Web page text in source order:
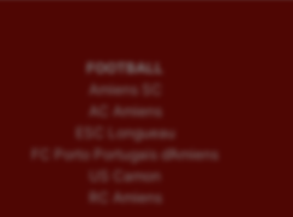
FOOTBALL
Amiens SC
AC Amiens
ESC Longueau
FC Porto Portugais d’Amiens
US Camon
RC Amiens